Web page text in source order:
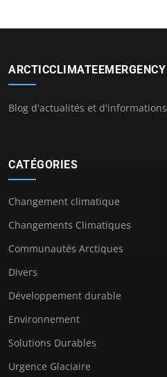
ARCTICCLIMATEEMERGENCY
Blog d'actualités et d'informations
CATÉGORIES
Changement climatique
Changements Climatiques
Communautés Arctiques
Divers
Développement durable
Environnement
Solutions Durables
Urgence Glaciaire